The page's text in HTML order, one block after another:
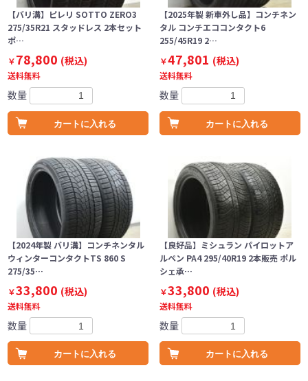
【バリ溝】ピレリ SOTTO ZERO3
275/35R21 スタッドレス 2本セット
ポ…
￥78,800 (税込)
送料無料
数量
カートに入れる
【2025年製 新車外し品】コンチネン
タル コンチエココンタクト6
255/45R19 2…
￥47,801 (税込)
送料無料
数量
カートに入れる
【2024年製 バリ溝】コンチネンタル
ウィンターコンタクトTS 860 S
275/35…
￥33,800 (税込)
送料無料
数量
カートに入れる
【良好品】ミシュラン パイロットア
ルペン PA4 295/40R19 2本販売 ポル
シェ承…
￥33,800 (税込)
送料無料
数量
カートに入れる